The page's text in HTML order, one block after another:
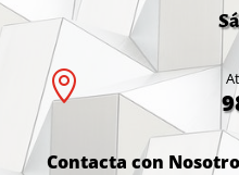

Contacta con